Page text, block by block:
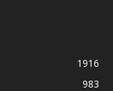
1916
983